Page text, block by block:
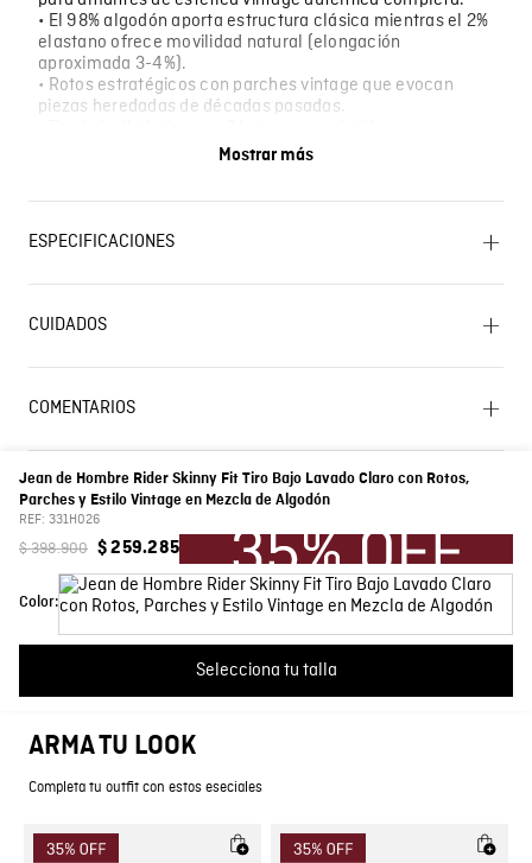
Jean de Hombre Rider Skinny Fit Tiro Bajo Lavado Claro con Rotos,
Parches y Estilo Vintage en Mezcla de Algodón
REF: 331H026
$398.900 $ 259.285
Color:
Selecciona tu talla
• El 98% algodón aporta estructura clásica mientras el 2%
elastano ofrece movilidad natural (elongación
aproximada 3-4%).
• Rotos estratégicos con parches vintage que evocan
piezas heredadas de décadas pasadas.
• Combínalo con camiseta band vintage y botas de cuero
ideal para coleccionistas de estética retro.
Mostrar más
ESPECIFICACIONES
Lavado SIC
SECADO: No secar en máquina. PLANCHADO: No
planchar. OTROS: No remojar. LAVADO: Temperatura
Lavar con colores similares. SECADO: Secado en
blanqueador. OTROS: Lavar separadamente. OTROS:
Características Denim
Composición Prenda: 98% Algodon 2% Elastano
Color Azul
Registro SIC
CUIDADOS
COMENTARIOS
☆☆☆☆☆
0 Calificación promedio (0 comentarios)
Por favor, inicia sesión para escribir un comentario.
Más reciente Todos
No hay comentarios.
ARMA TU LOOK
Completa tu outfit con estos eseciales